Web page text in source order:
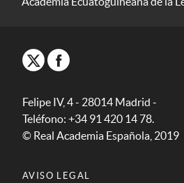
Felipe IV, 4 - 28014 Madrid -
Teléfono: +34 91 420 14 78.
© Real Academia Española, 2019
AVISO LEGAL